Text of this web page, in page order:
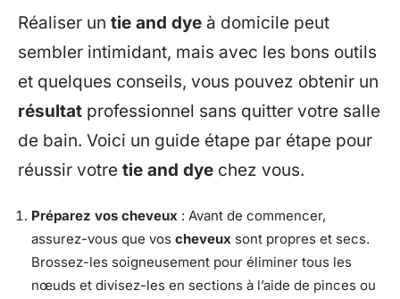
Réaliser un tie and dye à domicile peut
sembler intimidant, mais avec les bons outils
et quelques conseils, vous pouvez obtenir un
résultat professionnel sans quitter votre salle
de bain. Voici un guide étape par étape pour
réussir votre tie and dye chez vous.
Préparez vos cheveux : Avant de commencer,
assurez-vous que vos cheveux sont propres et secs.
Brossez-les soigneusement pour éliminer tous les
nœuds et divisez-les en sections à l’aide de pinces ou